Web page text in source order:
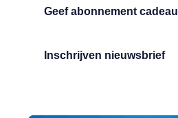
Geef abonnement cadeau
Inschrijven nieuwsbrief